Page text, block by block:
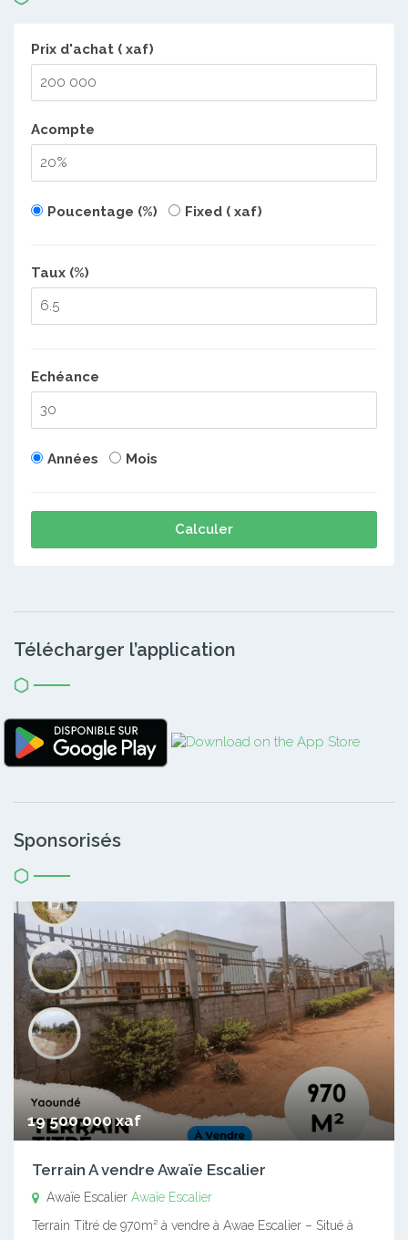
Prix d'achat ( xaf)
Acompte
Poucentage (%) Fixed ( xaf)
Taux (%)
Echéance
Années Mois
Calculer
Télécharger l’application
Sponsorisés
19 500 000 xaf
Terrain A vendre Awaïe Escalier
Awaïe Escalier Awaïe Escalier
Terrain Titré de 970m² à vendre à Awae Escalier – Situé à